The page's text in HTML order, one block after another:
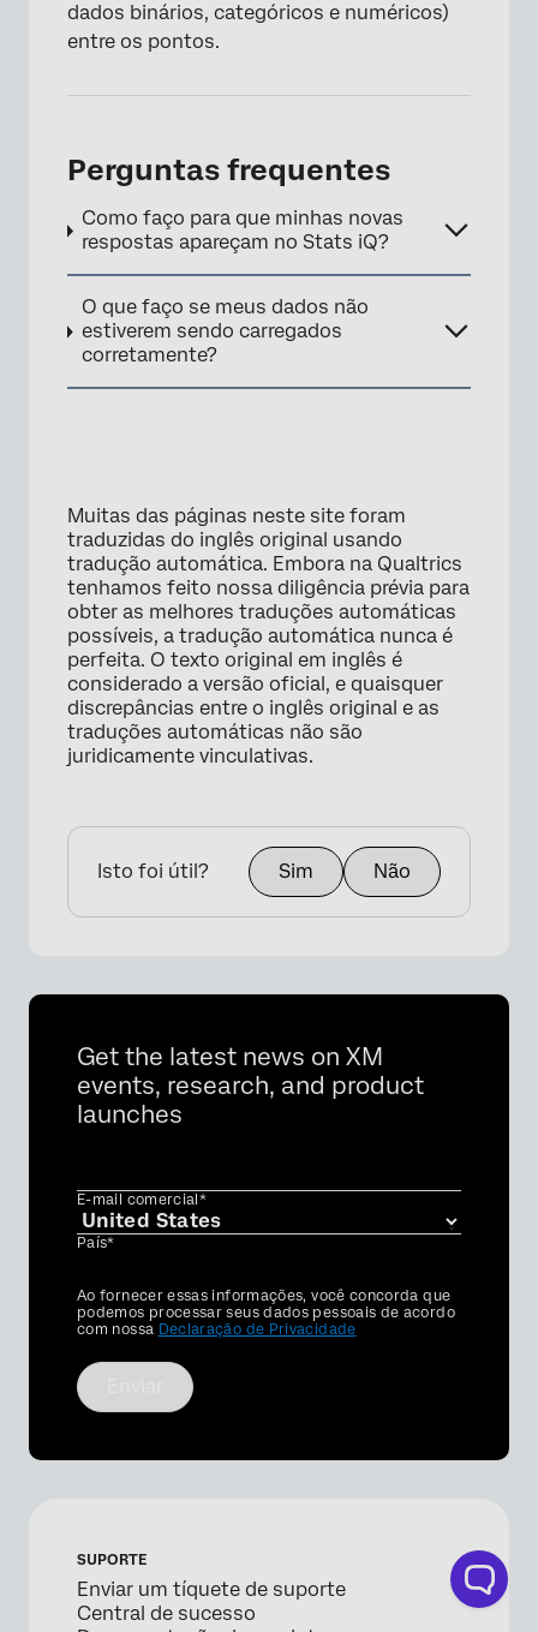
dados binários, categóricos e numéricos)
entre os pontos.
Perguntas frequentes
Como faço para que minhas novas
respostas apareçam no Stats iQ?
O que faço se meus dados não
estiverem sendo carregados
corretamente?
Muitas das páginas neste site foram
traduzidas do inglês original usando
tradução automática. Embora na Qualtrics
tenhamos feito nossa diligência prévia para
obter as melhores traduções automáticas
possíveis, a tradução automática nunca é
perfeita. O texto original em inglês é
considerado a versão oficial, e quaisquer
discrepâncias entre o inglês original e as
traduções automáticas não são
juridicamente vinculativas.
Isto foi útil? Sim Não
Get the latest news on XM
events, research, and product
launches
E-mail comercial*
País*
Privacy
Optin
Ao fornecer essas informações, você concorda que
podemos processar seus dados pessoais de acordo
com nossa Declaração de Privacidade
SUPORTE
Enviar um tíquete de suporte
Central de sucesso